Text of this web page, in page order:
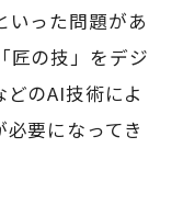
いった問題があ
匠の技」をデジ
のAI技術によ
要になってき